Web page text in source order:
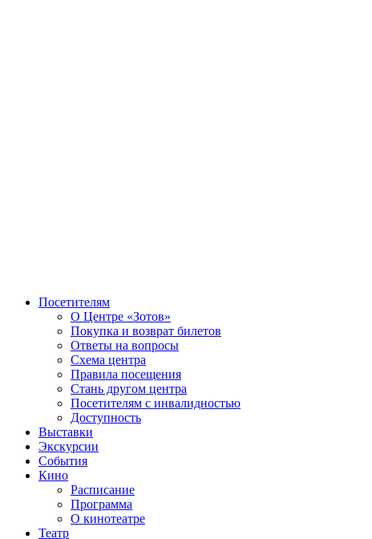
Посетителям
О Центре «Зотов»
Покупка и возврат билетов
Ответы на вопросы
Схема центра
Правила посещения
Стань другом центра
Посетителям с инвалидностью
Доступность
Выставки
Экскурсии
События
Кино
Расписание
Программа
О кинотеатре
Театр